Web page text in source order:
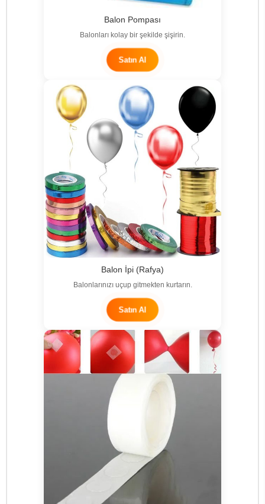
Balon Pompası
Balonları kolay bir şekilde şişirin.
Satın Al
Balon İpi (Rafya)
Balonlarınızı uçup gitmekten kurtarın.
Satın Al